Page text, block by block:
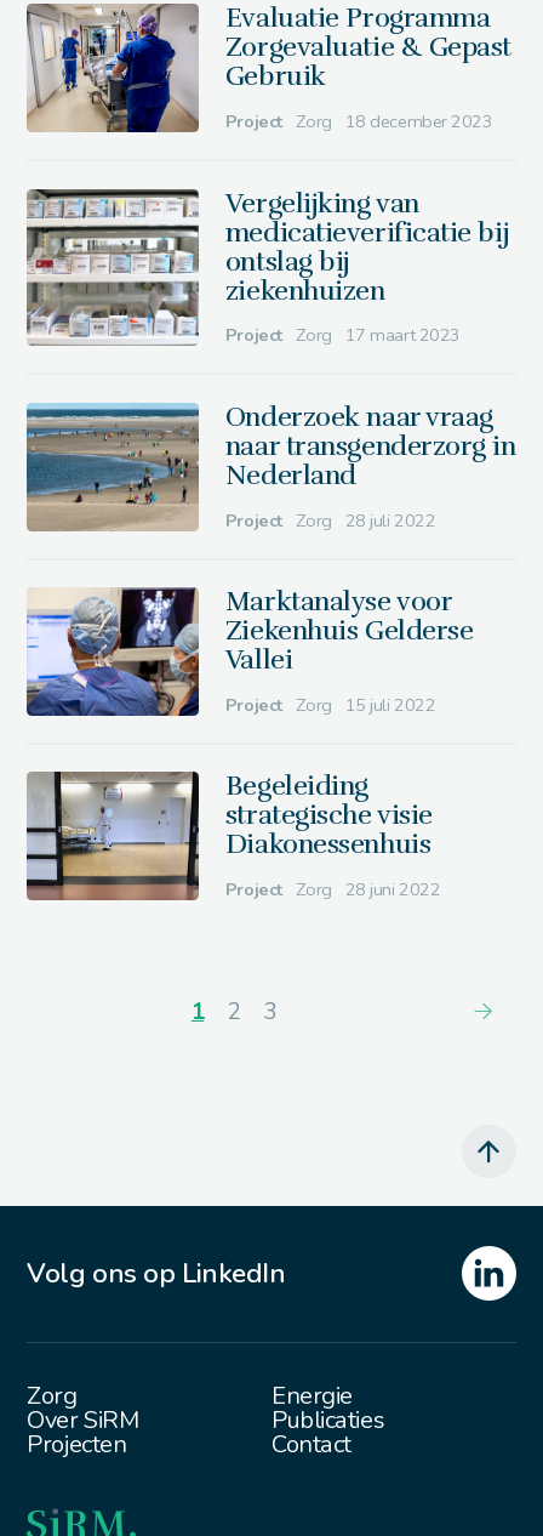
Evaluatie Programma
Zorgevaluatie & Gepast
Gebruik
Project Zorg 18 december 2023
Vergelijking van
medicatieverificatie bij
ontslag bij
ziekenhuizen
Project Zorg 17 maart 2023
Onderzoek naar vraag
naar transgenderzorg in
Nederland
Project Zorg 28 juli 2022
Marktanalyse voor
Ziekenhuis Gelderse
Vallei
Project Zorg 15 juli 2022
Begeleiding
strategische visie
Diakonessenhuis
Project Zorg 28 juni 2022
1 2 3
Zorg Energie
Over SiRM Publicaties
Projecten Contact
Volg ons op LinkedIn